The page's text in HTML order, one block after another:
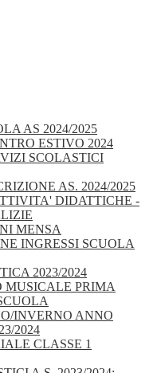
AS 2024/2025
ESTIVO 2024
SCOLASTICI
AS. 2024/2025
DIDATTICHE -
MENSA
INGRESSI SCUOLA
2023/2024
MUSICALE PRIMA
INVERNO ANNO
2024
CLASSE 1